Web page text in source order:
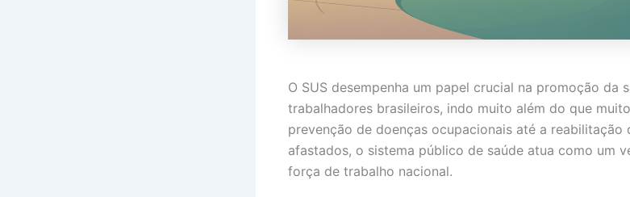
O SUS desempenha um papel crucial na promoção da
trabalhadores brasileiros, indo muito além do que
prevenção de doenças ocupacionais até a reabilitação
afastados, o sistema público de saúde atua como um
força de trabalho nacional.